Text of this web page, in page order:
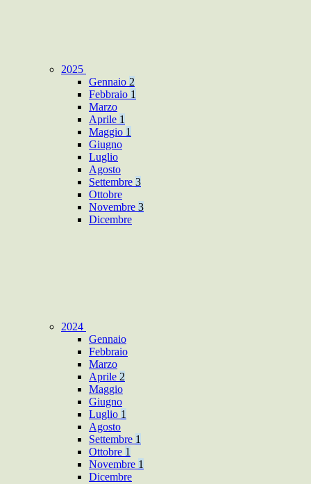
2025
Gennaio 2
Febbraio 1
Marzo
Aprile 1
Maggio 1
Giugno
Luglio
Agosto
Settembre 3
Ottobre
Novembre 3
Dicembre
2024
Gennaio
Febbraio
Marzo
Aprile 2
Maggio
Giugno
Luglio 1
Agosto
Settembre 1
Ottobre 1
Novembre 1
Dicembre